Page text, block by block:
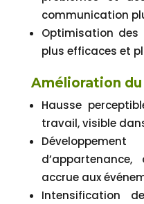
communication
Optimisation des
plus efficaces et
Amélioration
Hausse
travail, visible
accrue aux
Intensification